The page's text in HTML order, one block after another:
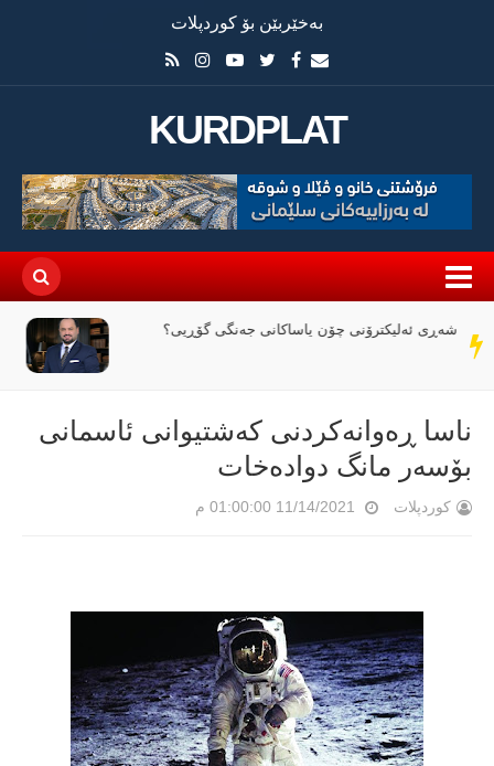
بەخێربێن بۆ کوردپلات
KURDPLAT
سەر
دێڕ
وێرانی عێراق لە نێوان ملیاران و ئاگردا
ناسا ڕەوانەکردنی کەشتیوانی ئاسمانی
بۆسەر مانگ دوادەخات
کوردپلات 11/14/2021 01:00:00 م